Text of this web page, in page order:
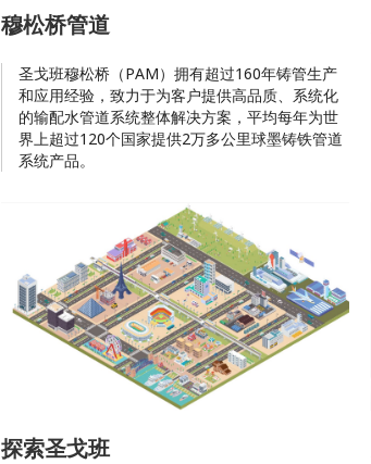
穆松桥管道
圣戈班穆松桥（PAM）拥有超过160年铸管生产
和应用经验，致力于为客户提供高品质、系统化
的输配水管道系统整体解决方案，平均每年为世
界上超过120个国家提供2万多公里球墨铸铁管道
系统产品。
探索圣戈班